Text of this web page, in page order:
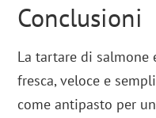
Conclusioni
La tartare di salmone
fresca, veloce e
come antipasto per